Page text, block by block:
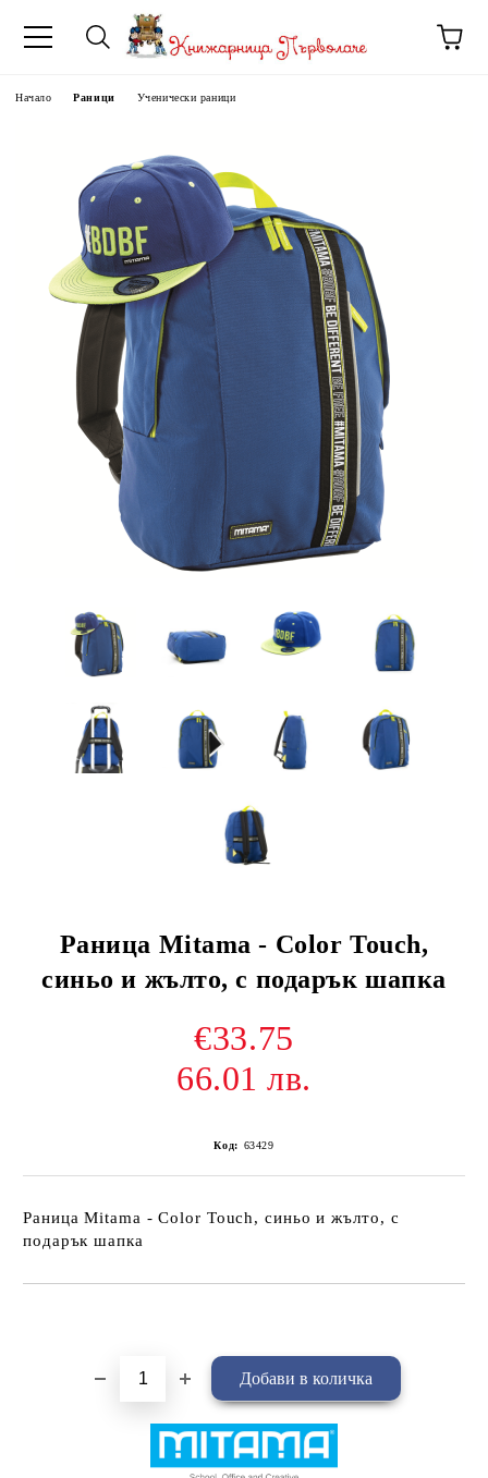
Начало Раници Ученически раници
Раница Mitama - Color Touch,
синьо и жълто, с подарък шапка
€33.75
66.01 лв.
Код: 63429
Раница Mitama - Color Touch, синьо и жълто, с
подарък шапка